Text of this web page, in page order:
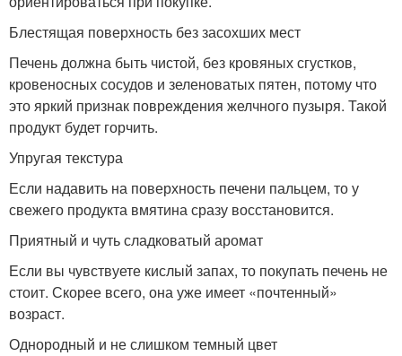
Блестящая поверхность без засохших мест
Печень должна быть чистой, без кровяных сгустков,
кровеносных сосудов и зеленоватых пятен, потому что
это яркий признак повреждения желчного пузыря. Такой
продукт будет горчить.
Упругая текстура
Если надавить на поверхность печени пальцем, то у
свежего продукта вмятина сразу восстановится.
Приятный и чуть сладковатый аромат
Если вы чувствуете кислый запах, то покупать печень не
стоит. Скорее всего, она уже имеет «почтенный»
возраст.
Однородный и не слишком темный цвет